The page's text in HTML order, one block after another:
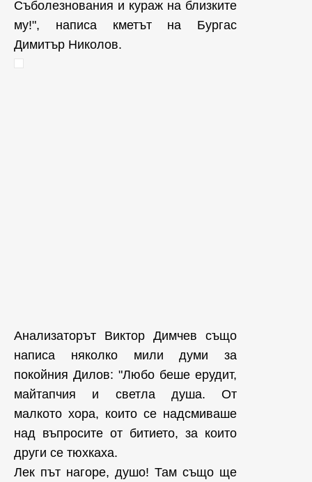
Съболезнования и кураж на близките
му!", написа кметът на Бургас
Димитър Николов.
Анализаторът Виктор Димчев също
написа няколко мили думи за
покойния Дилов: "Любо беше ерудит,
майтапчия и светла душа. От
малкото хора, които се надсмиваше
над въпросите от битието, за които
други се тюхкаха.
Лек път нагоре, душо! Там също ще